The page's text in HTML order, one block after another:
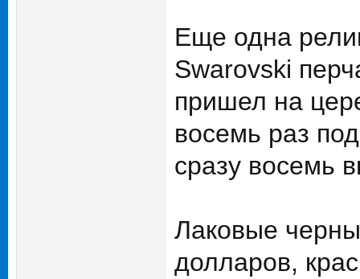
Еще одна
Swarovski
пришел на
восемь раз
сразу восемь
Лаковые
долларов,